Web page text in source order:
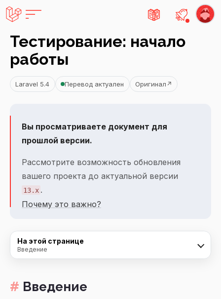
Есть не
Тестирование: начало
работы
Laravel 5.4 Перевод актуален Оригинал ↗
Вы просматриваете документ для
прошлой версии.
Рассмотрите возможность обновления
вашего проекта до актуальной версии
13.x .
Почему это важно?
На этой странице
Введение
Введение